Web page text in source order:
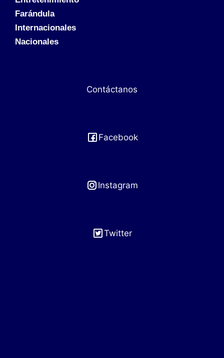
Farándula
Internacionales
Nacionales
Contáctanos
Facebook
Instagram
Twitter